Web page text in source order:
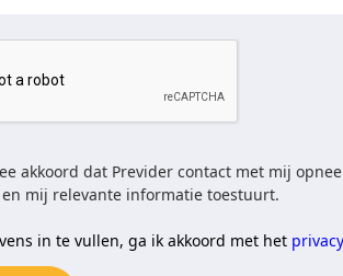
akkoord dat Previder contact met mij
mij relevante informatie toestuurt.
in te vullen, ga ik akkoord met het